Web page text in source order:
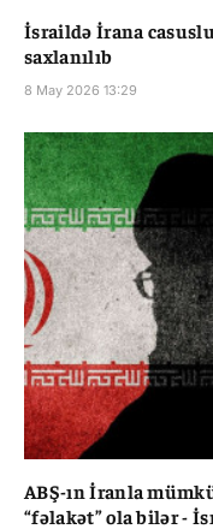
İsraildə İrana
saxlanılıb
8 May 2026 13:29
ABŞ-ın İranla
“fəlakət” ola bilər -